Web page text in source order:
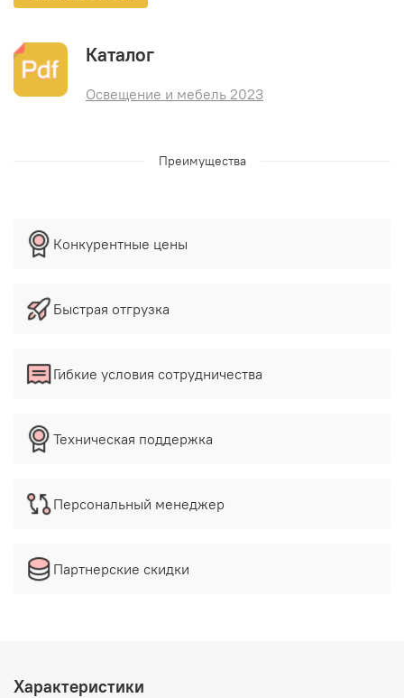
Каталог
Освещение и мебель 2023
Преимущества
Конкурентные цены
Быстрая отгрузка
Гибкие условия сотрудничества
Техническая поддержка
Персональный менеджер
Партнерские скидки
Характеристики